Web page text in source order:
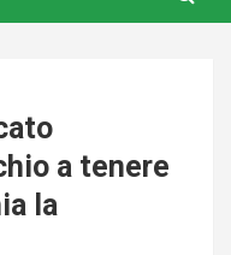
a tenere
la